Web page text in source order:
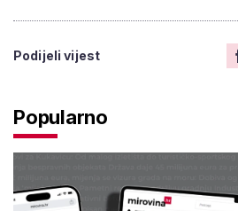
Podijeli vijest
Popularno